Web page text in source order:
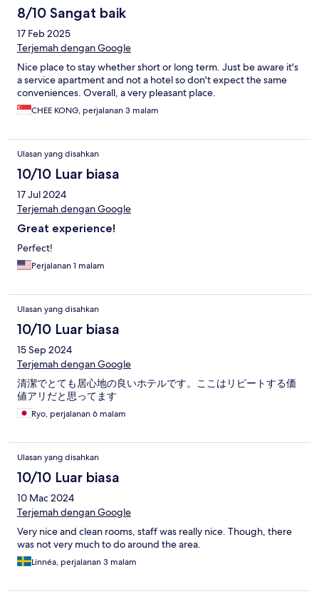
8/10 Sangat baik
17 Feb 2025
Terjemah dengan Google
Nice place to stay whether short or long term. Just be aware it's
a service apartment and not a hotel so don't expect the same
conveniences. Overall, a very pleasant place.
CHEE KONG, perjalanan 3 malam
Ulasan yang disahkan
10/10 Luar biasa
17 Jul 2024
Terjemah dengan Google
Great experience!
Perfect!
Perjalanan 1 malam
Ulasan yang disahkan
10/10 Luar biasa
15 Sep 2024
Terjemah dengan Google
清潔でとても居心地の良いホテルです。ここはリピートする価
値アリだと思ってます
Ryo, perjalanan 6 malam
Ulasan yang disahkan
10/10 Luar biasa
10 Mac 2024
Terjemah dengan Google
Very nice and clean rooms, staff was really nice. Though, there
was not very much to do around the area.
Linnéa, perjalanan 3 malam